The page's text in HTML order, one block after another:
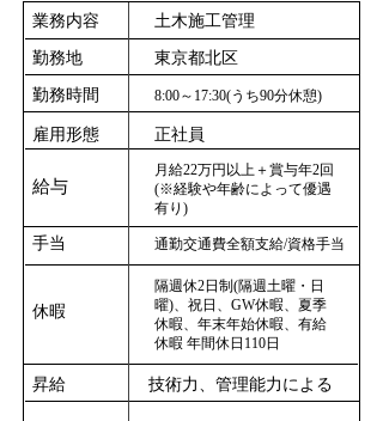
業務内容 土木施工管理
東京都北区
8:00～17:30(うち90分休憩)
正社員
月給22万円以上＋賞与年2回
(※経験や年齢によって優遇
有り)
手当
勤務地
勤務時間
雇用形態
給与
通勤交通費全額支給/資格手当
隔週休2日制(隔週土曜・日
曜)、祝日、GW休暇、夏季
休暇、年末年始休暇、有給
休暇 年間休日110日
休暇
昇給 技術力、管理能力による